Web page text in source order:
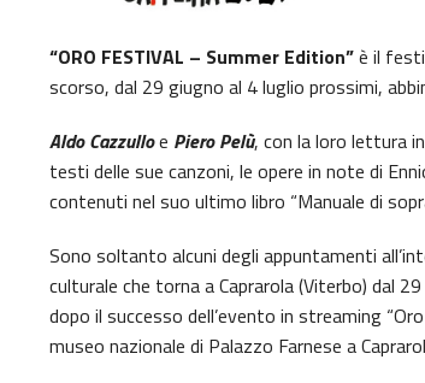
“ORO FESTIVAL – Summer Edition”è il
scorso, dal 29 giugno al 4 luglio prossimi,
Aldo Cazzulloe Piero Pelù, con la loro lettura in
testi delle sue canzoni, le opere in note di
contenuti nel suo ultimo libro “Manuale di
Sono soltanto alcuni degli appuntamenti
culturale che torna a Caprarola (Viterbo) dal
dopo il successo dell’evento in streaming
museo nazionale di Palazzo Farnese a